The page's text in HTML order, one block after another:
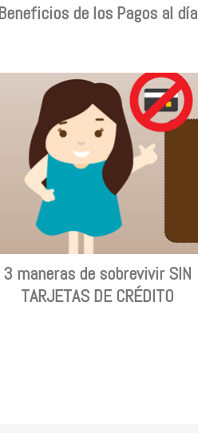
de los Pagos al día
3 maneras de sobrevivir SIN
TARJETAS DE CRÉDITO